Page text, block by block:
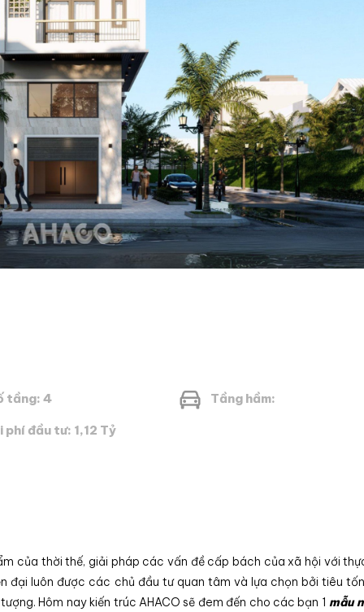
tầng: 4 Tầng hầm:
phí đầu tư: 1,12 Tỷ
của thời thế, giải pháp các vấn đề cấp bách của xã hội với
đại luôn được các chủ đầu tư quan tâm và lựa chọn bởi tiêu
Hôm nay kiến trúc AHACO sẽ đem đến cho các bạn 1mẫu